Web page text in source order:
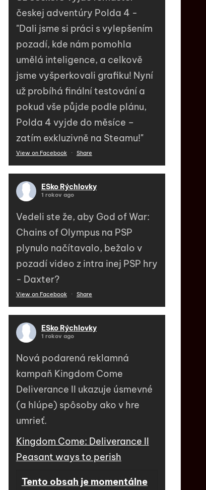
českej adventúry Polda 4 -
"Dali jsme si práci s vylepšením
pozadí, kde nám pomohla
umělá inteligence, a celkově
jsme vyšperkovali grafiku! Nyní
už probíhá finální testování a
pokud vše půjde podle plánu,
Polda 4 vyjde do měsíce –
zatím exkluzivně na Steamu!"
View on Facebook · Share
ESko Rýchlovky
1 rokov ago
Vedeli ste že, aby God of War:
Chains of Olympus na PSP
plynulo načítavalo, bežalo v
pozadí video z intra inej PSP hry
- Daxter?
View on Facebook · Share
ESko Rýchlovky
1 rokov ago
Nová podarená reklamná
kampaň Kingdom Come
Deliverance II ukazuje úsmevné
(a hlúpe) spôsoby ako v hre
umrieť.
Kingdom Come: Deliverance II
Peasant ways to perish
Tento obsah je momentálne